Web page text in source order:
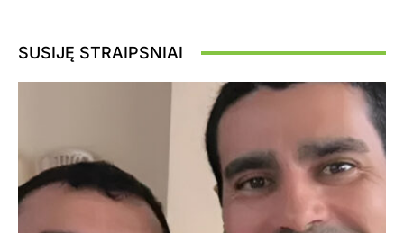
SUSIJĘ STRAIPSNIAI